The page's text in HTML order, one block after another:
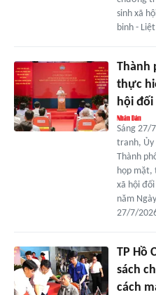
sinh xã
binh -
Thành
thực
hội
Sáng 27/
tranh, Ủy
Thành
họp mặt,
xã hội
năm
27/7/
TP Hồ
sách
cách